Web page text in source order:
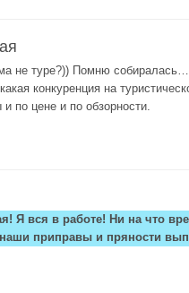
не туре?)) Помню
конкуренция на
по цене и по обзорности.
Я вся в работе! Ни на что
наши приправы и пряности